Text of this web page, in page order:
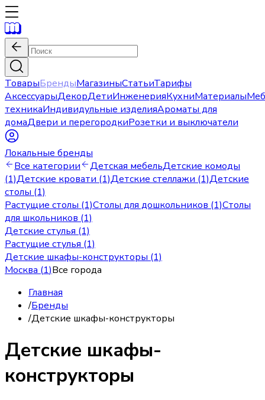
ТоварыБрендыМагазиныСтатьиТарифы
АксессуарыДекорДетиИнженерияКухниМатериалы
техникаИндивидульные изделияАроматы для
домаДвери и перегородкиРозетки и выключатели
Локальные бренды
Все категории
Детская мебельДетские комоды
(1)Детские кровати (1)Детские стеллажи (1)Детские
столы (1)
Растущие столы (1)Столы для дошкольников (1)Столы
для школьников (1)
Детские стулья (1)
Растущие стулья (1)
Детские шкафы-конструкторы (1)
Москва (1)Все города
Главная
/Бренды
/Детские шкафы-конструкторы
Детские шкафы-
конструкторы